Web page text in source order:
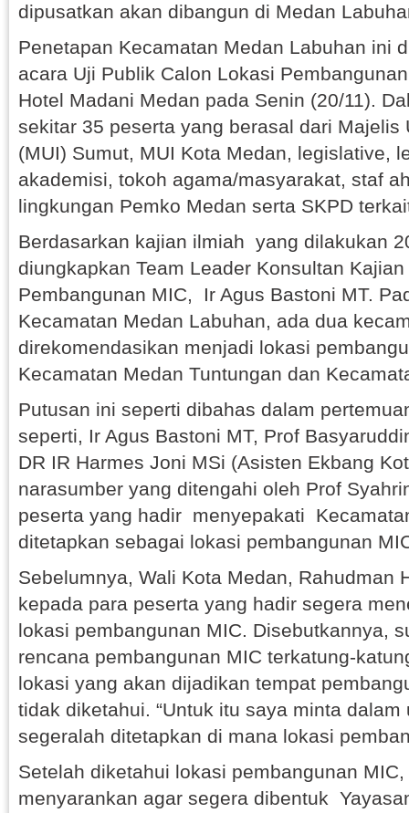
dipusatkan akan dibangun di Medan
Penetapan Kecamatan Medan Labuhan ini
acara Uji Publik Calon Lokasi
Hotel Madani Medan pada Senin (20/11).
sekitar 35 peserta yang berasal dari Majelis
(MUI) Sumut, MUI Kota Medan, legislative,
akademisi, tokoh agama/masyarakat, staf
lingkungan Pemko Medan serta SKPD
Berdasarkan kajian ilmiah yang dilakukan
diungkapkan Team Leader Konsultan
Pembangunan MIC, Ir Agus Bastoni MT.
Kecamatan Medan Labuhan, ada dua
direkomendasikan menjadi lokasi
Kecamatan Medan Tuntungan dan
Putusan ini seperti dibahas dalam
seperti, Ir Agus Bastoni MT, Prof
DR IR Harmes Joni MSi (Asisten Ekbang
narasumber yang ditengahi oleh Prof
peserta yang hadir menyepakati
ditetapkan sebagai lokasi pembangunan
Sebelumnya, Wali Kota Medan, Rahudman
kepada para peserta yang hadir segera
lokasi pembangunan MIC. Disebutkannya,
rencana pembangunan MIC terkatung-
lokasi yang akan dijadikan tempat
tidak diketahui. “Untuk itu saya minta dalam
segeralah ditetapkan di mana lokasi
Setelah diketahui lokasi pembangunan
menyarankan agar segera dibentuk